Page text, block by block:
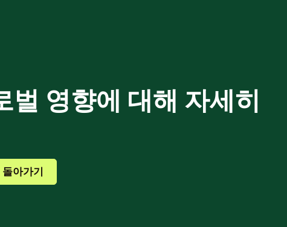
벌 영향에 대해 자세히
아가기